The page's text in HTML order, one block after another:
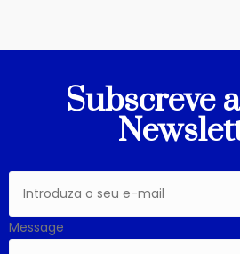
Subscreve
Message